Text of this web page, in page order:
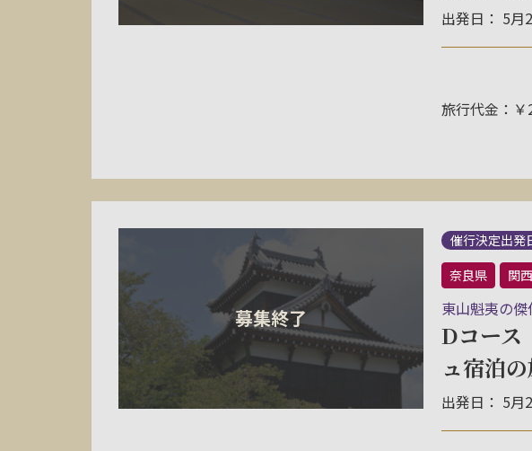
出発日： 5月
旅行代金：
催行決定出発
奈良県
関
東山魁夷の
Dコース
ュ宿泊の
出発日： 5月